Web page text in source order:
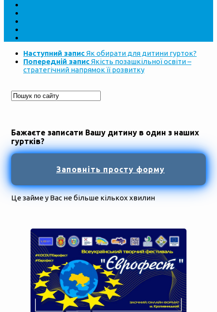
Наступний записЯк обирати для дитини гурток?
Попередній записЯкість позашкільної освіти –
стратегічний напрямок її розвитку
Бажаєте записати Вашу дитину в один з наших
гуртків?
Заповніть просту форму
Це займе у Вас не більше кількох хвилин